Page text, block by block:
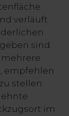
verläuft
sind.
mehrere
empfehlen
stellen:
im